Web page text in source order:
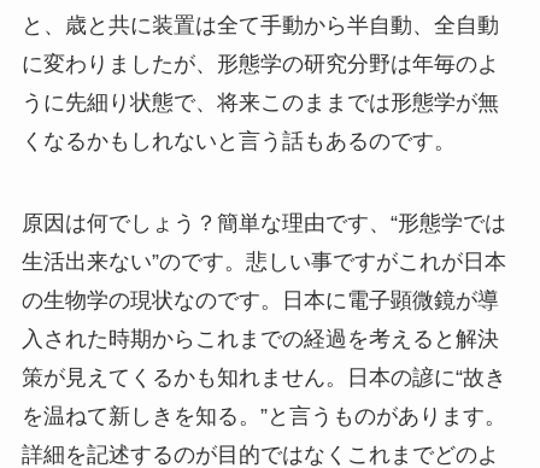
と、歳と共に装置は全て手動から半自動、全自動
に変わりましたが、形態学の研究分野は年毎のよ
うに先細り状態で、将来このままでは形態学が無
くなるかもしれないと言う話もあるのです。
原因は何でしょう？簡単な理由です、“形態学では
生活出来ない”のです。悲しい事ですがこれが日本
の生物学の現状なのです。日本に電子顕微鏡が導
入された時期からこれまでの経過を考えると解決
策が見えてくるかも知れません。日本の諺に“故き
を温ねて新しきを知る。”と言うものがあります。
詳細を記述するのが目的ではなくこれまでどのよ